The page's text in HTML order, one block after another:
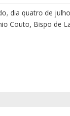
dia quatro de
Couto, Bispo de